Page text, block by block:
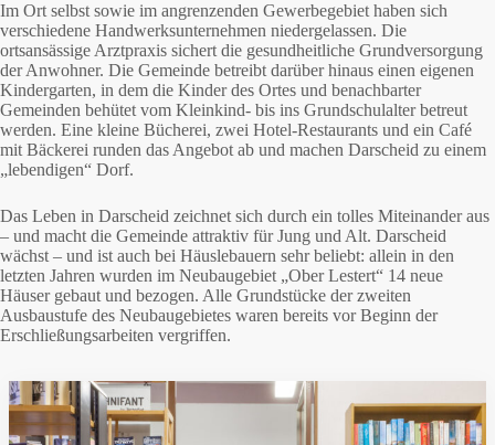
Im Ort selbst sowie im angrenzenden Gewerbegebiet haben sich
verschiedene Handwerksunternehmen niedergelassen. Die
ortsansässige Arztpraxis sichert die gesundheitliche Grundversorgung
der Anwohner. Die Gemeinde betreibt darüber hinaus einen eigenen
Kindergarten, in dem die Kinder des Ortes und benachbarter
Gemeinden behütet vom Kleinkind- bis ins Grundschulalter betreut
werden. Eine kleine Bücherei, zwei Hotel-Restaurants und ein Café
mit Bäckerei runden das Angebot ab und machen Darscheid zu einem
„lebendigen“ Dorf.
Das Leben in Darscheid zeichnet sich durch ein tolles Miteinander aus
– und macht die Gemeinde attraktiv für Jung und Alt. Darscheid
wächst – und ist auch bei Häuslebauern sehr beliebt: allein in den
letzten Jahren wurden im Neubaugebiet „Ober Lestert“ 14 neue
Häuser gebaut und bezogen. Alle Grundstücke der zweiten
Ausbaustufe des Neubaugebietes waren bereits vor Beginn der
Erschließungsarbeiten vergriffen.